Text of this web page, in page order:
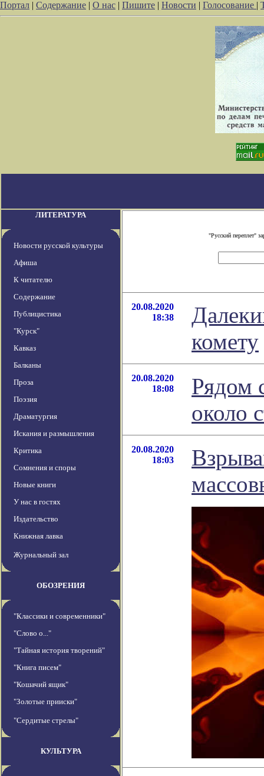
Портал | Содержание | О нас | Пишите | Новости | Голосование |
ЛИТЕРАТУРА
Новости русской культуры
Афиша
К читателю
Содержание
Публицистика
"Курск"
Кавказ
Балканы
Проза
Поэзия
Драматургия
Искания и размышления
Критика
Сомнения и споры
Новые книги
У нас в гостях
Издательство
Книжная лавка
Журнальный зал
ОБОЗРЕНИЯ
"Классики и современники"
"Слово о..."
"Тайная история творений"
"Книга писем"
"Кошачий ящик"
"Золотые прииски"
"Сердитые стрелы"
КУЛЬТУРА
"Русский переплет"
20.08.2020
18:38
комету
20.08.2020
18:08
Рядом
около
20.08.2020
18:03